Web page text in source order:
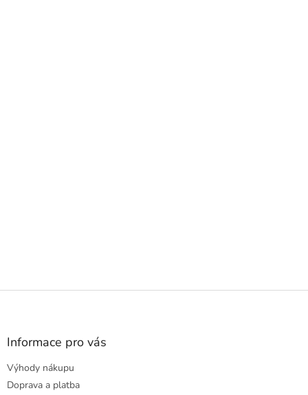
Z
Informace pro vás
Výhody nákupu
Doprava a platba